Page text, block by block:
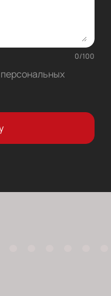
0/100
персональных